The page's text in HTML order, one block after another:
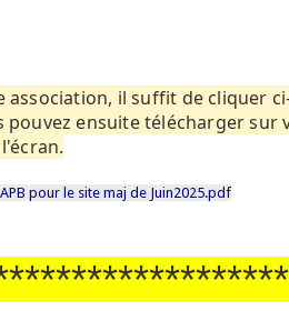
association, il suffit de cliquer
pouvez ensuite télécharger
pour le site maj de Juin2025.pdf